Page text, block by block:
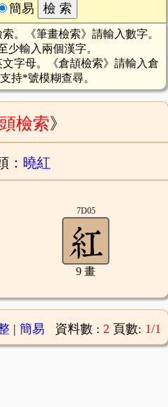
簡易
。《筆畫檢索》請輸入數字。
少輸入兩個漢字。
文字母。《倉頡檢索》請輸入倉
持*號模糊查尋。
檢索》
： 曉紅
7D05
9 畫
| 簡易 資料數 : 2 頁數: 1/1